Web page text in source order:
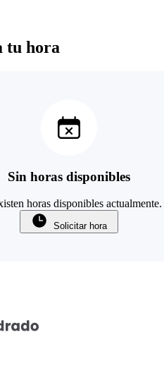
tu hora
Sin horas disponibles
horas disponibles actualmente.
Solicitar hora